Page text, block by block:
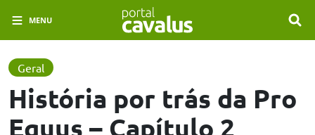
MENU
Geral
História por trás da Pro
Equus – Capítulo 2